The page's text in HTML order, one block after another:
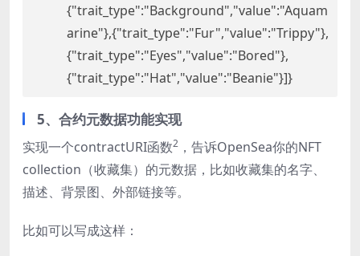
{ trait_type : Background , value : Aquam
arine },{ trait_type : Fur , value : Trippy },
{ trait_type : Eyes , value : Bored },
{ trait_type : Hat , value : Beanie }]}
5、合约元数据功能实现
实现一个contractURI函数2 ，告诉OpenSea你的NFT
collection（收藏集）的元数据，比如收藏集的名字、
描述、背景图、外部链接等。
比如可以写成这样：